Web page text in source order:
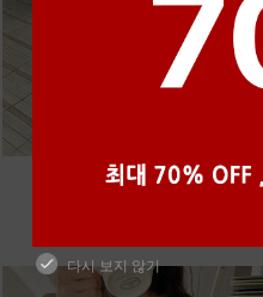
● ●
다시 보지 않기